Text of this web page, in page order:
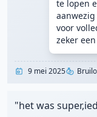
te lopen
voor
zeker
9 mei 2025
"het was